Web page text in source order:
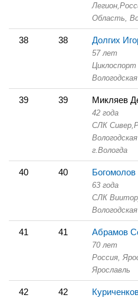
Легион,
Область,
38 38 Долгих
57 лет
Циклоспорт
39 39 Микляев
42 года
СЛК Сивер,
г.Вологда
40 40 Богомолов
63 года
СЛК
41 41 Абрамов
70 лет
Россия,
Ярославль
42 42